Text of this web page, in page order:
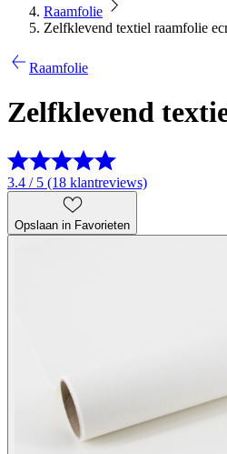
Raamfolie
Zelfklevend textiel raamfolie
Raamfolie
Zelfklevend
3.4 / 5 (18 klantreviews)
Opslaan in Favorieten